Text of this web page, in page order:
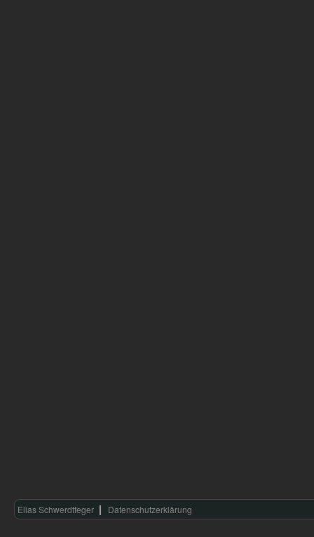
Elias Schwerdtfeger Datenschutzerklärung